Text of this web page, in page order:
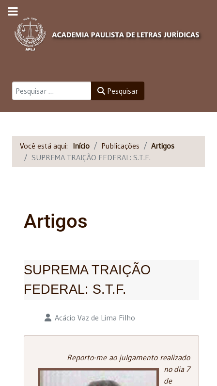
Pesquisar Pesquisar
Você está aqui: Início Publicações
Artigos
SUPREMA TRAIÇÃO FEDERAL: S.T.F.
Artigos
SUPREMA TRAIÇÃO
FEDERAL: S.T.F.
Detalhes Acácio Vaz de Lima Filho
Reporto-me ao julgamento realizado
no dia 7
de